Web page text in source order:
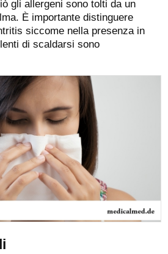
gli allergeni sono tolti da un
È importante distinguere
siccome nella presenza in
di scaldarsi sono